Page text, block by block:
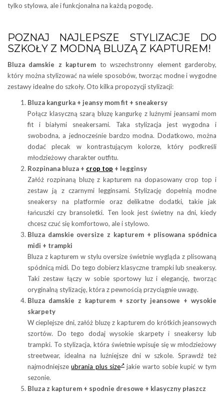
tylko stylowa, ale i funkcjonalna na każdą pogodę.
POZNAJ NAJLEPSZE STYLIZACJE DO
SZKOŁY Z MODNĄ BLUZĄ Z KAPTUREM!
Bluza damskie z kapturem to wszechstronny element garderoby,
który można stylizować na wiele sposobów, tworząc modne i wygodne
zestawy idealne do szkoły. Oto kilka propozycji stylizacji:
Bluza kangurka + jeansy mom fit + sneakersy
Połącz klasyczną szarą bluzę kangurkę z luźnymi jeansami mom
fit i białymi sneakersami. Taka stylizacja jest wygodna i
swobodna, a jednocześnie bardzo modna. Dodatkowo, można
dodać plecak w kontrastującym kolorze, który podkreśli
młodzieżowy charakter outfitu.
Rozpinana bluza + crop top + legginsy
Załóż rozpinaną bluzę z kapturem na dopasowany crop top i
zestaw ją z czarnymi legginsami. Stylizację dopełnią modne
sneakersy na platformie oraz delikatne dodatki, takie jak
łańcuszki czy bransoletki. Ten look jest świetny na dni, kiedy
chcesz czuć się komfortowo, ale i stylowo.
Bluza damskie oversize z kapturem + plisowana spódnica
midi + trampki
Bluza z kapturem w stylu oversize świetnie wygląda z plisowaną
spódnicą midi. Do tego dobierz klasyczne trampki lub sneakersy.
Taki zestaw łączy w sobie sportowy luz i elegancję, tworząc
oryginalną stylizację, która z pewnością przyciągnie uwagę.
Bluza damskie z kapturem + szorty jeansowe + wysokie
skarpety
W cieplejsze dni, załóż bluzę z kapturem do krótkich jeansowych
szortów. Do tego dodaj wysokie skarpety i sneakersy lub
trampki. To stylizacja, która świetnie wpisuje się w młodzieżowy
streetwear, idealna na luźniejsze dni w szkole. Sprawdź też
najmodniejszeubrania plus size
jakie warto sobie kupić w tym
sezonie.
Bluza z kapturem + spodnie dresowe + klasyczny płaszcz